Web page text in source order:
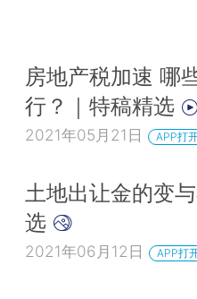
房地产税加速 哪
行？｜特稿精选
2021年05月21日 APP打
土地出让金的变
选
2021年06月12日 APP打